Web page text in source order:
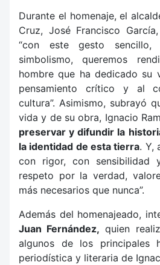
Durante el homenaje, el
Cruz, José Francisco
“con este gesto
simbolismo, queremos
hombre que ha dedicado su
pensamiento crítico y al
cultura”. Asimismo, subrayó
vida y de su obra, Ignacio
preservar y difundir la
la identidad de esta tierra. Y,
con rigor, con sensibilidad
respeto por la verdad,
más necesarios que nunca”.
Además del homenajeado,
Juan Fernández, quien
algunos de los principales
periodística y literaria de